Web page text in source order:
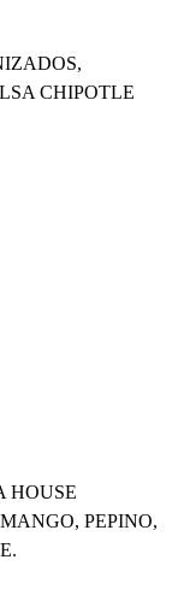
CHIPOTLE
HOUSE
PEPINO,